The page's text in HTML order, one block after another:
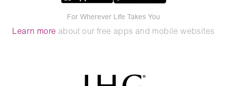
For Wherever Life Takes You
Learn more about our free apps and mobile websites